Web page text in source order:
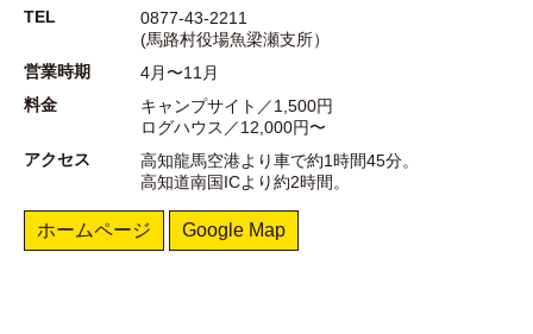
TEL
0877-43-2211
(馬路村役場魚梁瀬支所）
営業時期
4月〜11月
料金
キャンプサイト／1,500円
ログハウス／12,000円〜
アクセス
高知龍馬空港より車で約1時間45分。
高知道南国ICより約2時間。
ホームページ Google Map